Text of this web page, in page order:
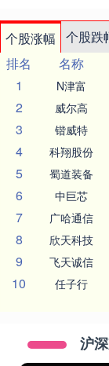
个股涨幅 个股跌
排名
名称
1
N津富
2 威尔高
3 锴威特
4 科翔股份
5 蜀道装备
6 中巨芯
7 广哈通信
8 欣天科技
9 飞天诚信
10 任子行
沪